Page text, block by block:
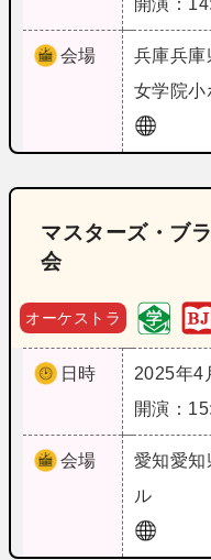
開演：
会場 兵庫兵庫
女学院小
マスターズ・ブ
会
オーケストラ
日時
2025年4
開演：
会場 愛知愛知
ル